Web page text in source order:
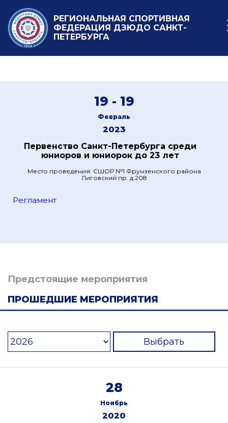
РЕГИОНАЛЬНАЯ СПОРТИВНАЯ
ФЕДЕРАЦИЯ ДЗЮДО САНКТ-
ПЕТЕРБУРГА
19 - 19
Февраль
2023
Первенство Санкт-Петербурга среди
юниоров и юниорок до 23 лет
Место проведения: СШОР №1 Фрунзенского района
Лиговский пр. д.208
Регламент
Предстоящие мероприятия
ПРОШЕДШИЕ МЕРОПРИЯТИЯ
Выбрать
28
Ноябрь
2020